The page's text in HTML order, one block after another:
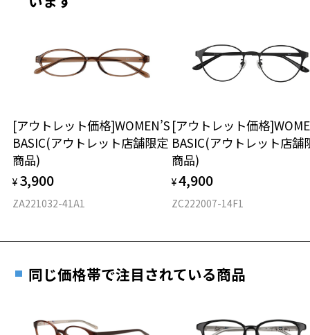
※柄や色味の出方に個体差があり、画像と異なる場合がございます。
※アウトレット商品は、販売から一定期間経過した商品などです。キ
仕上がり寸法
D 仕上がりの横幅：約127mm
E 仕上がりの縦幅：約37mm
8.5g
※着脱式サングラス：デモレンズ、アタッチメント込みの重さ
きます。
※保証期間内に交換が行われた場合、保証期間は初期の期間から
安心2 視力測定無料
視力の変化を早めに発見するために、定期的な視
力測定をおすすめいたします。
安心3 かかり具合調整無料
す。
※サングラスやパッケージ品では「レンズ交換券」はお選び
談ください。
オンラインストアでフレームのみ購入して、
実店舗で度付きにできます
ご購入時に「レンズ交換券」をお選びいただくと、実店舗で
度数を測定のうえ、度付きレンズ（標準セットレンズ）へ無
料交換いただけます。
お近くのZoff実店舗にて度数を測定いただけます（無料）。
その際は記入用紙をダウンロードしてお使いください。
[アウトレット価格]WOMEN’S
BASIC(アウトレット店舗限定
商品)
¥ 3,900
ZA221032-41A1
[アウトレット価格
BASIC(アウトレット店舗
商品)
¥4,900
ZC222007-14F1
同じ価格帯で注目されている商品